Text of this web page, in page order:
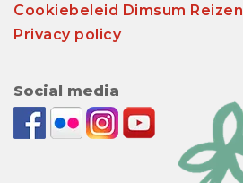
Cookiebeleid Dimsum Reizen
Privacy policy
Social media